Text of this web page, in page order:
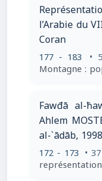
l’Arabie du
Coran
177 - 183 •
Montagne :
Fawđā al-
Ahlem
al-`ādāb,
172 - 173 •